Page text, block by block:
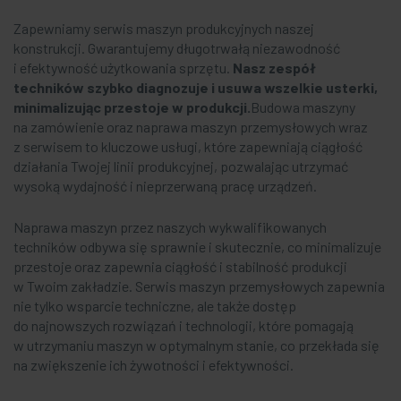
Zapewniamy serwis maszyn produkcyjnych naszej
konstrukcji. Gwarantujemy długotrwałą niezawodność
i efektywność użytkowania sprzętu. Nasz zespół
techników szybko diagnozuje i usuwa wszelkie usterki,
minimalizując przestoje w produkcji. Budowa maszyny
na zamówienie oraz naprawa maszyn przemysłowych wraz
z serwisem to kluczowe usługi, które zapewniają ciągłość
działania Twojej linii produkcyjnej, pozwalając utrzymać
wysoką wydajność i nieprzerwaną pracę urządzeń.
Naprawa maszyn przez naszych wykwalifikowanych
techników odbywa się sprawnie i skutecznie, co minimalizuje
przestoje oraz zapewnia ciągłość i stabilność produkcji
w Twoim zakładzie. Serwis maszyn przemysłowych zapewnia
nie tylko wsparcie techniczne, ale także dostęp
do najnowszych rozwiązań i technologii, które pomagają
w utrzymaniu maszyn w optymalnym stanie, co przekłada się
na zwiększenie ich żywotności i efektywności.